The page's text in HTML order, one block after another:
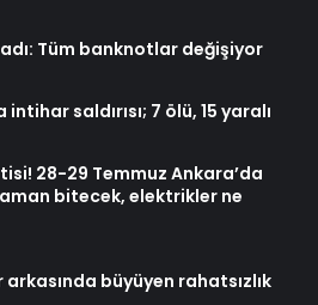
Tüm banknotlar değişiyor
saldırısı; 7 ölü, 15 yaralı
28-29 Temmuz Ankara’da
bitecek, elektrikler ne
arkasında büyüyen rahatsızlık